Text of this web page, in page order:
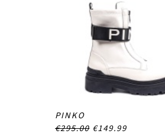
PINKO
€295.00 €149.99